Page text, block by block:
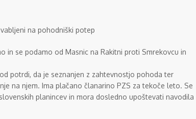
na pohodniški potep
in se podamo od Masnic na Rakitni proti Smrekovcu in
potrdi, da je seznanjen z zahtevnostjo pohoda ter
na njem. Ima plačano članarino PZS za tekoče leto. Se
planincev in mora dosledno upoštevati navodila